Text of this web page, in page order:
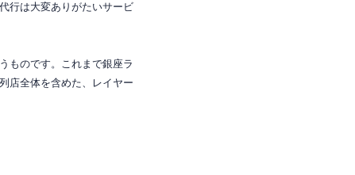
行は大変ありがたいサービ
ものです。これまで銀座ラ
店全体を含めた、レイヤー